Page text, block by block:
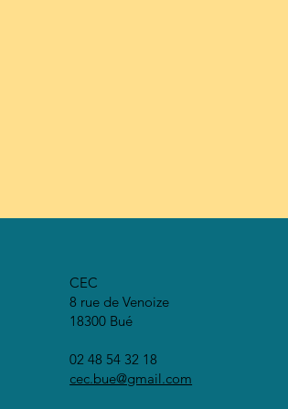
CEC
8 rue de Venoize
18300 Bué
02 48 54 32 18
cec.bue@gmail.com